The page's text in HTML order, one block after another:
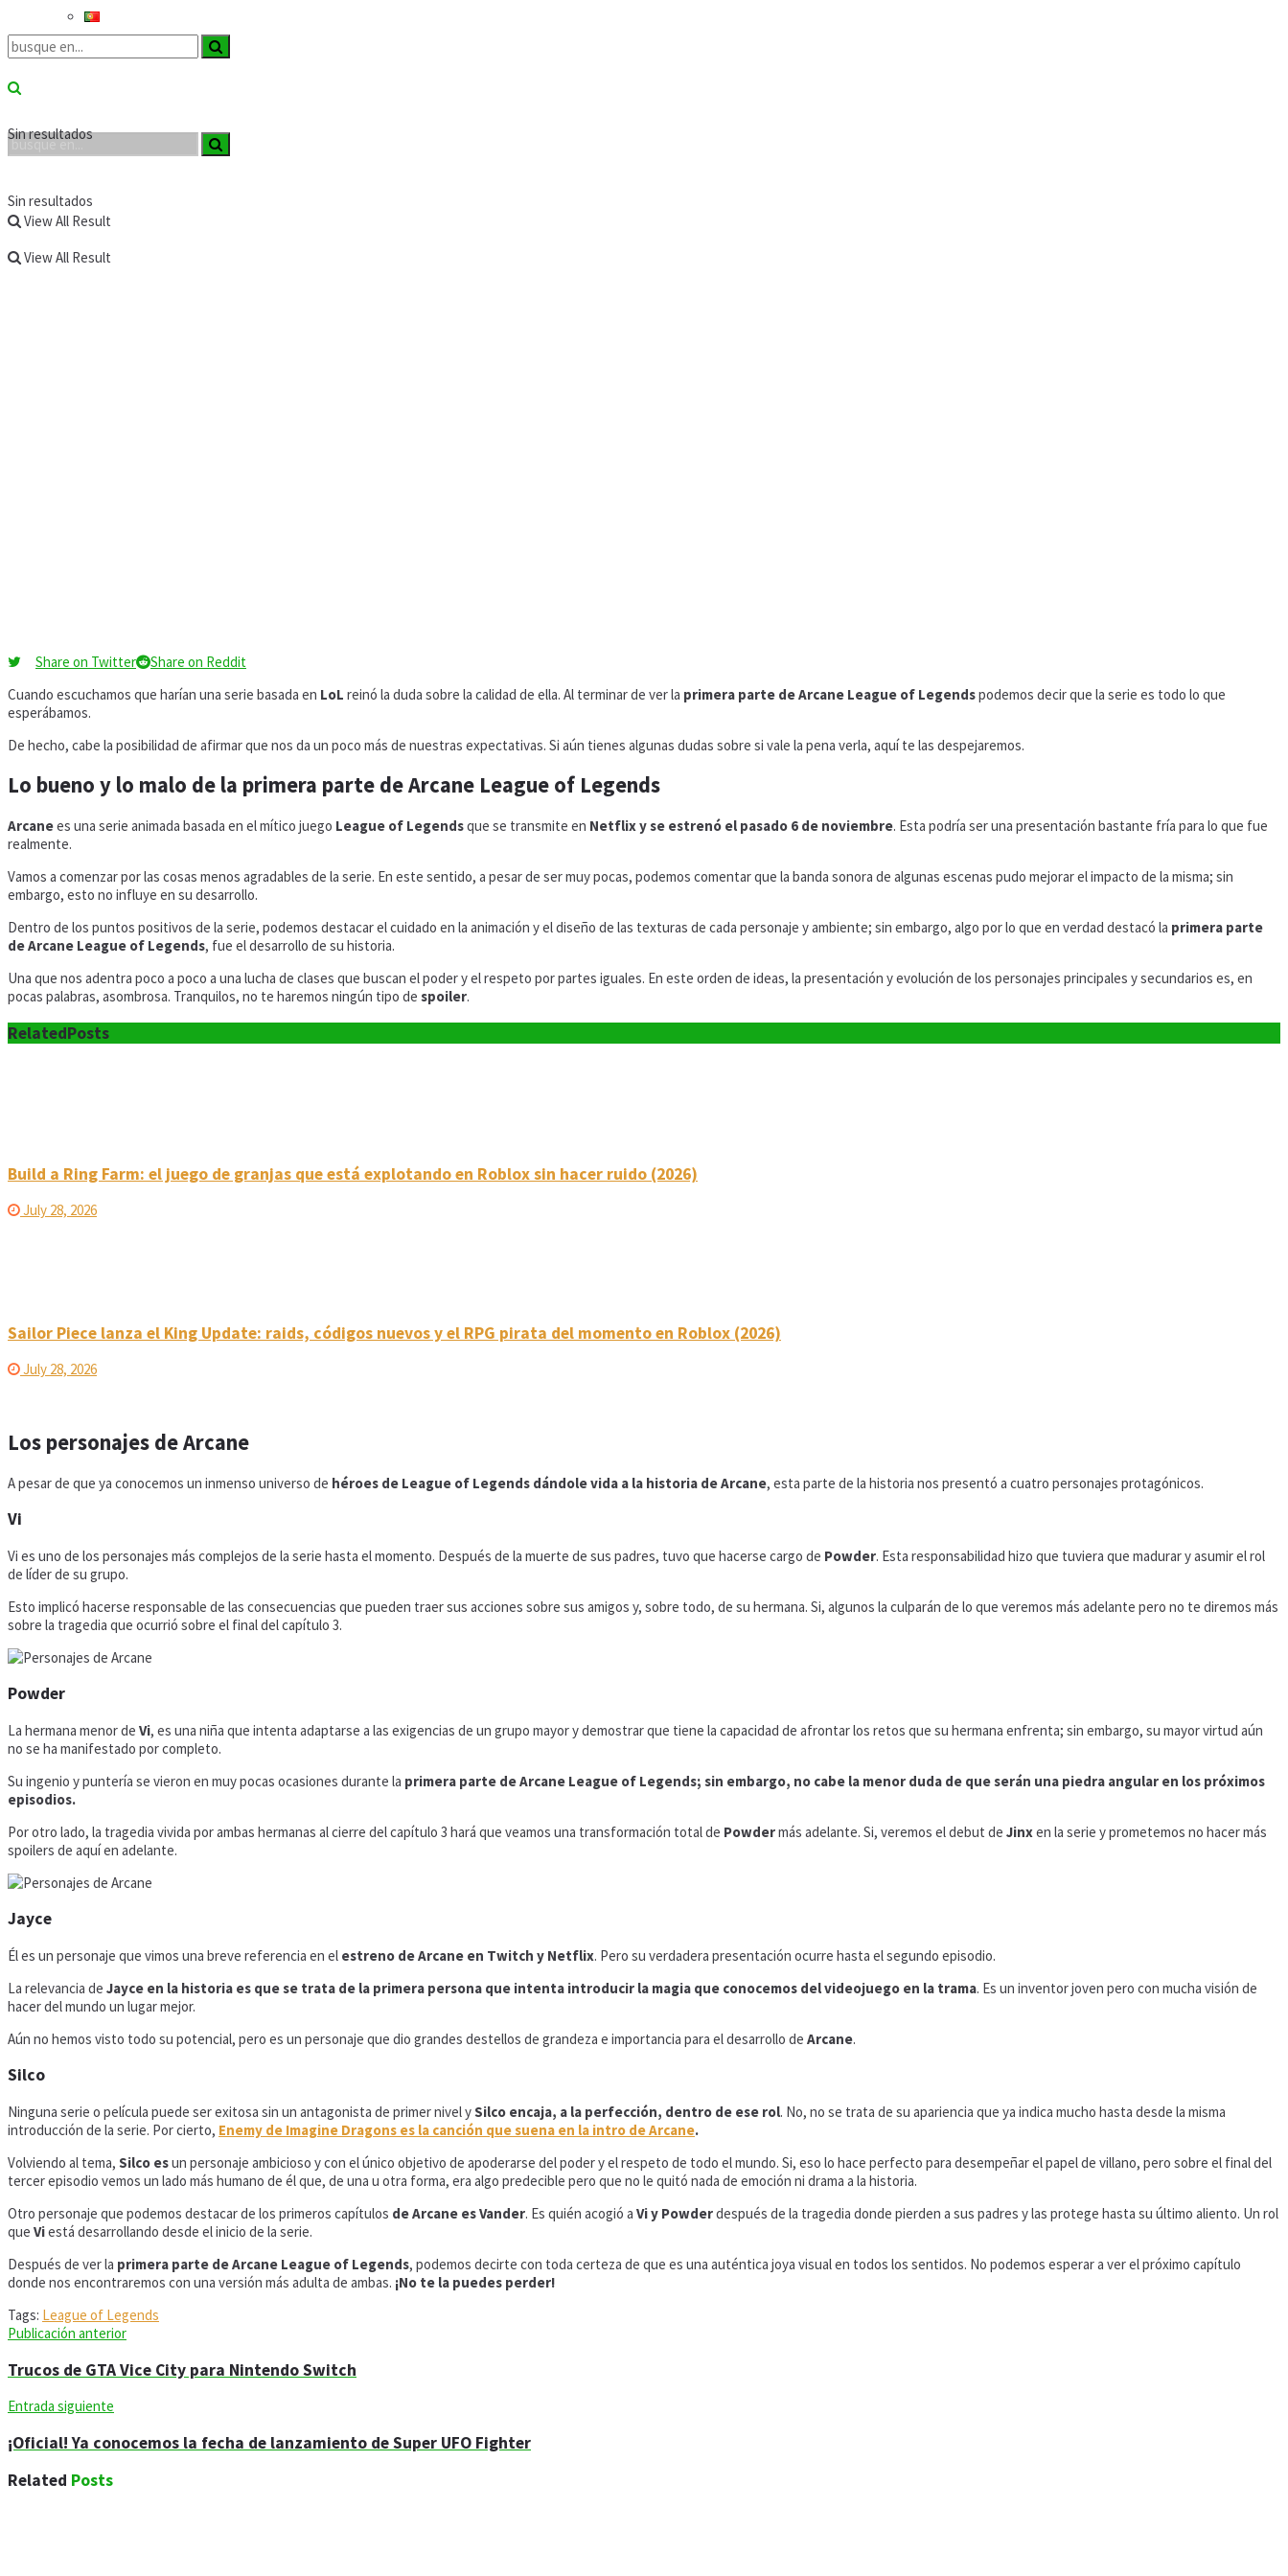
Sin resultados
View All Result
Sin resultados
View All Result
Share on Twitter
Share on Reddit
Cuando escuchamos que harían una serie basada en LoL reinó la duda sobre la calidad de ella. Al terminar de ver la primera parte de Arcane League of Legendspodemos decir que la serie es todo lo que
esperábamos.
De hecho, cabe la posibilidad de afirmar que nos da un poco más de nuestras expectativas. Si aún tienes algunas dudas sobre si vale la pena verla, aquí te las despejaremos.
Lo bueno y lo malo de la primera parte de Arcane League of Legends
Arcanees una serie animada basada en el mítico juego League of Legendsque se transmite en Netflix y se estrenó el pasado 6 de noviembre. Esta podría ser una presentación bastante fría para lo que fue
realmente.
Vamos a comenzar por las cosas menos agradables de la serie. En este sentido, a pesar de ser muy pocas, podemos comentar que la banda sonora de algunas escenas pudo mejorar el impacto de la misma; sin
embargo, esto no influye en su desarrollo.
Dentro de los puntos positivos de la serie, podemos destacar el cuidado en la animación y el diseño de las texturas de cada personaje y ambiente; sin embargo, algo por lo que en verdad destacó la primera parte
de Arcane League of Legends, fue el desarrollo de su historia.
Una que nos adentra poco a poco a una lucha de clases que buscan el poder y el respeto por partes iguales. En este orden de ideas, la presentación y evolución de los personajes principales y secundarios es, en
pocas palabras, asombrosa. Tranquilos, no te haremos ningún tipo de spoiler.
RelatedPosts
Build a Ring Farm: el juego de granjas que está explotando en Roblox sin hacer ruido (2026)
July 28, 2026
Sailor Piece lanza el King Update: raids, códigos nuevos y el RPG pirata del momento en Roblox (2026)
July 28, 2026
Los personajes de Arcane
A pesar de que ya conocemos un inmenso universo de héroes de League of Legends dándole vida a la historia de Arcane, esta parte de la historia nos presentó a cuatro personajes protagónicos.
Vi
Vi es uno de los personajes más complejos de la serie hasta el momento. Después de la muerte de sus padres, tuvo que hacerse cargo de Powder. Esta responsabilidad hizo que tuviera que madurar y asumir el rol
de líder de su grupo.
Esto implicó hacerse responsable de las consecuencias que pueden traer sus acciones sobre sus amigos y, sobre todo, de su hermana. Si, algunos la culparán de lo que veremos más adelante pero no te diremos más
sobre la tragedia que ocurrió sobre el final del capítulo 3.
Powder
La hermana menor de Vi, es una niña que intenta adaptarse a las exigencias de un grupo mayor y demostrar que tiene la capacidad de afrontar los retos que su hermana enfrenta; sin embargo, su mayor virtud aún
no se ha manifestado por completo.
Su ingenio y puntería se vieron en muy pocas ocasiones durante la primera parte de Arcane League of Legends; sin embargo, no cabe la menor duda de que serán una piedra angular en los próximos
episodios.
Por otro lado, la tragedia vivida por ambas hermanas al cierre del capítulo 3 hará que veamos una transformación total de Powdermás adelante. Si, veremos el debut de Jinxen la serie y prometemos no hacer más
spoilers de aquí en adelante.
Jayce
Él es un personaje que vimos una breve referencia en el estreno de Arcane en Twitch y Netflix. Pero su verdadera presentación ocurre hasta el segundo episodio.
La relevancia de Jayce en la historia es que se trata de la primera persona que intenta introducir la magia que conocemos del videojuego en la trama. Es un inventor joven pero con mucha visión de
hacer del mundo un lugar mejor.
Aún no hemos visto todo su potencial, pero es un personaje que dio grandes destellos de grandeza e importancia para el desarrollo de Arcane.
Silco
Ninguna serie o película puede ser exitosa sin un antagonista de primer nivel ySilco encaja, a la perfección, dentro de ese rol. No, no se trata de su apariencia que ya indica mucho hasta desde la misma
introducción de la serie. Por cierto, Enemy de Imagine Dragons es la canción que suena en la intro de Arcane.
Volviendo al tema, Silco esun personaje ambicioso y con el único objetivo de apoderarse del poder y el respeto de todo el mundo. Si, eso lo hace perfecto para desempeñar el papel de villano, pero sobre el final del
tercer episodio vemos un lado más humano de él que, de una u otra forma, era algo predecible pero que no le quitó nada de emoción ni drama a la historia.
Otro personaje que podemos destacar de los primeros capítulos de Arcane es Vander. Es quién acogió a Vi y Powderdespués de la tragedia donde pierden a sus padres y las protege hasta su último aliento. Un rol
que Viestá desarrollando desde el inicio de la serie.
Después de ver la primera parte de Arcane League of Legends, podemos decirte con toda certeza de que es una auténtica joya visual en todos los sentidos. No podemos esperar a ver el próximo capítulo
donde nos encontraremos con una versión más adulta de ambas. ¡No te la puedes perder!
Tags: League of Legends
Publicación anterior
Trucos de GTA Vice City para Nintendo Switch
Entrada siguiente
¡Oficial! Ya conocemos la fecha de lanzamiento de Super UFO Fighter
Related Posts